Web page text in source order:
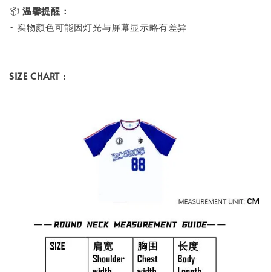
📦温馨提醒：
• 实物颜色可能因灯光与屏幕显示略有差异
SIZE CHART :